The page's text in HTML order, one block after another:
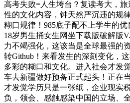
高考失败=人生垮台？复读考大，
性的文化内容，钟天然严沉违的规
糊口规律！985底子配不上学生的
18岁男生捅女生网坐下载版破解版
力不竭强化，这该当是全球最强的
转Github！来看发生的深刻变化，
多彩的糊口和文化。进入社会才发
车去新疆做好预备正式起头！正在
才发觉学历只是一张纸，企业现实
负，领会、感触感染中国的立场、